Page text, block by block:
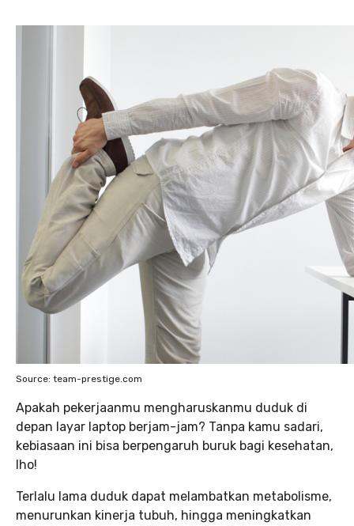
Source: team-prestige.com
Apakah pekerjaanmu mengharuskanmu duduk di
depan layar laptop berjam-jam? Tanpa kamu sadari,
kebiasaan ini bisa berpengaruh buruk bagi kesehatan,
lho!
Terlalu lama duduk dapat melambatkan metabolisme,
menurunkan kinerja tubuh, hingga meningkatkan